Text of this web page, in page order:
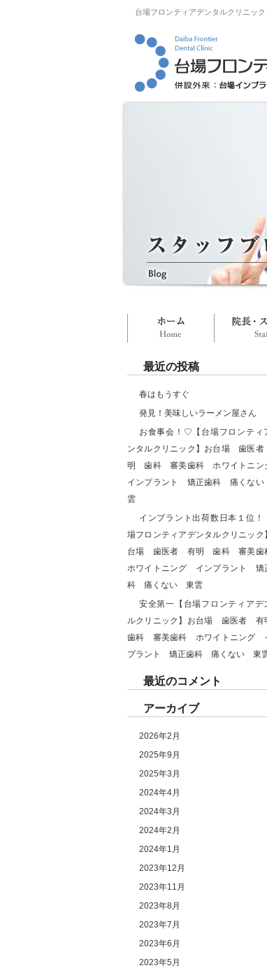
台場フロンティアデンタルクリニ
ホーム
最近の投稿
春はもうすぐ
発見！美味しいラーメン屋さん
お食事会！♡【台場フロンティ
ンタルクリニック】お台場 歯医
明 歯科 審美歯科 ホワイトニ
インプラント 矯正歯科 痛くな
雲
インプラント出荷数日本１位！
場フロンティアデンタルクリニック
台場 歯医者 有明 歯科 審美
ホワイトニング インプラント 矯
科 痛くない 東雲
安全第一【台場フロンティアデ
ルクリニック】お台場 歯医者
歯科 審美歯科 ホワイトニング
プラント 矯正歯科 痛くない 東
最近のコメント
アーカイブ
2026年2月
2025年9月
2025年3月
2024年4月
2024年3月
2024年2月
2024年1月
2023年12月
2023年11月
2023年8月
2023年7月
2023年6月
2023年5月